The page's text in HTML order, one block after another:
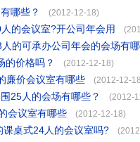
哪些？
(2012-12-18)
的会议室?开公司年会用
的可承办公司年会的会场有
的价格吗？
(2012-12-18)
廉价会议室有哪些 (2012-12-
25人的会场有哪些？ (2012-
会议室有哪些 (2012-12-18)
桌式24人的会议室吗?